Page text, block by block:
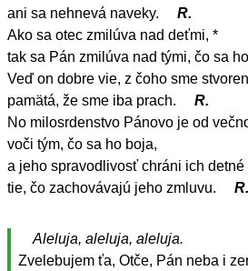
ani sa nehnevá naveky.
R.
Ako sa otec zmilúva nad deťmi, *
tak sa Pán zmilúva nad tými, čo sa
Veď on dobre vie, z čoho sme
pamätá, že sme iba prach.
R.
No milosrdenstvo Pánovo je od
voči tým, čo sa ho boja,
a jeho spravodlivosť chráni ich detné
tie, čo zachovávajú jeho zmluvu.
R.
Aleluja, aleluja, aleluja.
Zvelebujem ťa, Otče, Pán neba i